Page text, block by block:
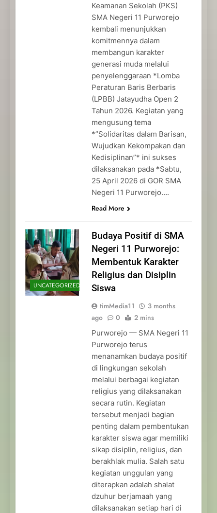
Keamanan Sekolah (PKS)
SMA Negeri 11 Purworejo
kembali menunjukkan
komitmennya dalam
membangun karakter
generasi muda melalui
penyelenggaraan *Lomba
Peraturan Baris Berbaris
(LPBB) Jatayudha Open 2
Tahun 2026. Kegiatan yang
mengusung tema
*”Solidaritas dalam Barisan,
Wujudkan Kekompakan dan
Kedisiplinan”* ini sukses
dilaksanakan pada *Sabtu,
25 April 2026 di GOR SMA
Negeri 11 Purworejo….
Read More
UNCATEGORIZED
Budaya Positif di SMA
Negeri 11 Purworejo:
Membentuk Karakter
Religius dan Disiplin
Siswa
timMedia11
3 months
ago
0 2 mins
Purworejo — SMA Negeri 11
Purworejo terus
menanamkan budaya positif
di lingkungan sekolah
melalui berbagai kegiatan
religius yang dilaksanakan
secara rutin. Kegiatan
tersebut menjadi bagian
penting dalam pembentukan
karakter siswa agar memiliki
sikap disiplin, religius, dan
berakhlak mulia. Salah satu
kegiatan unggulan yang
diterapkan adalah shalat
dzuhur berjamaah yang
dilaksanakan setiap hari di